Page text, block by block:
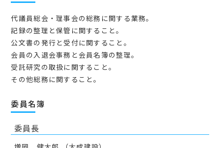
代議員総会・理事会の総務に関する業務。
記録の整理と保管に関すること。
公文書の発行と受付に関すること。
会員の入退会事務と会員名簿の整理。
受託研究の取扱に関すること。
その他総務に関すること。
委員名簿
委員長